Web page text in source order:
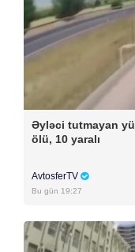
Əyləci tutmayan
ölü, 10 yaralı
AvtosferTV
Bu gün 19:27